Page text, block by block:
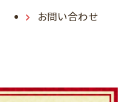
お問い合わせ